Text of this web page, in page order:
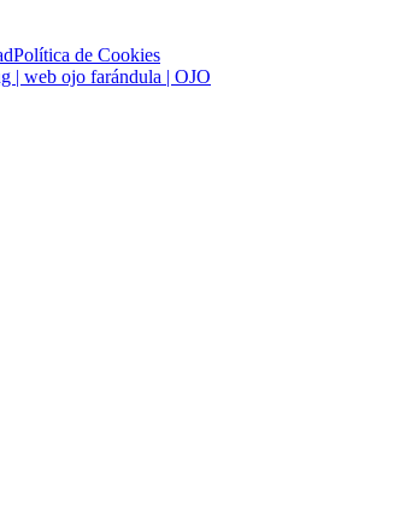
Política de Cookies